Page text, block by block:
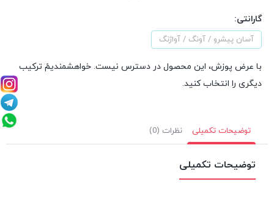
گارانتی:
آسان پیشرو / آونگ / آواژنگ
با عرض پوزش، این محصول در دسترس نیست. خواهشمندیمً ترکیب
دیگری را انتخاب کنید.
توضیحات تکمیلی نظرات (0)
توضیحات تکمیلی